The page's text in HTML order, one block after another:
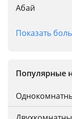
Абай
Аксай
Актау
Актобе
Атырау
Показать
Популярные